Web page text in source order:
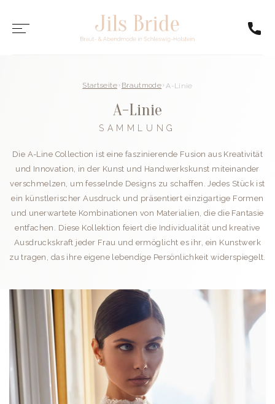
Startseite Brautmode A-Linie
A-Linie
SAMMLUNG
Die A-Line Collection ist eine faszinierende Fusion aus Kreativität
und Innovation, in der Kunst und Handwerkskunst miteinander
verschmelzen, um fesselnde Designs zu schaffen. Jedes Stück ist
ein künstlerischer Ausdruck und präsentiert einzigartige Formen
und unerwartete Kombinationen von Materialien, die die Fantasie
entfachen. Diese Kollektion feiert die Individualität und kreative
Ausdruckskraft jeder Frau und ermöglicht es ihr, ein Kunstwerk
zu tragen, das ihre eigene lebendige Persönlichkeit widerspiegelt.